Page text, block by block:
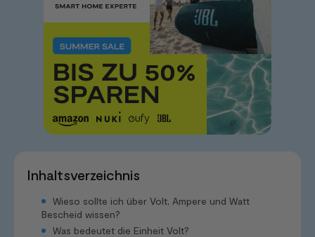
Inhaltsverzeichnis
Wieso sollte ich über Volt, Ampere und Watt
Bescheid wissen?
Was bedeutet die Einheit Volt?